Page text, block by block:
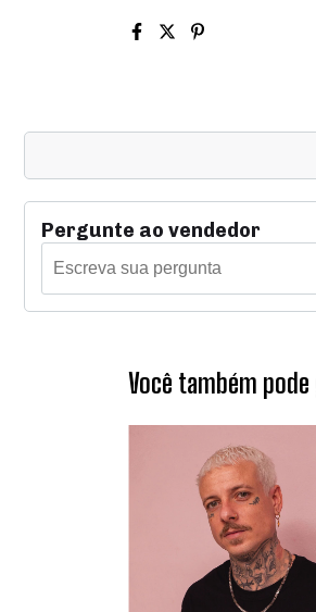
Pergunte ao vendedor
Você também